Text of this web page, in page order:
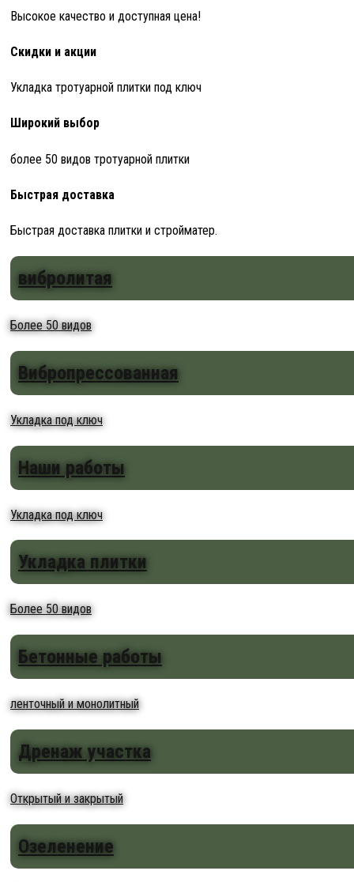
Высокое качество и доступная цена!
Скидки и акции
Укладка тротуарной плитки под ключ
Широкий выбор
более 50 видов тротуарной плитки
Быстрая доставка
Быстрая доставка плитки и стройматер.
вибролитая
Более 50 видов
Вибропрессованная
Укладка под ключ
Наши работы
Укладка под ключ
Укладка плитки
Более 50 видов
Бетонные работы
ленточный и монолитный
Дренаж участка
Открытый и закрытый
Озеленение